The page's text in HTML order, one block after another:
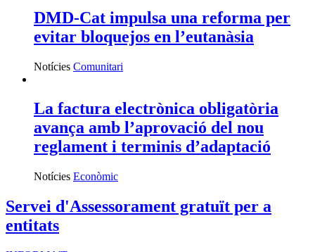
DMD-Cat impulsa una reforma per
evitar bloquejos en l’eutanàsia
Notícies Comunitari
La factura electrònica obligatòria
avança amb l’aprovació del nou
reglament i terminis d’adaptació
Notícies Econòmic
Servei d'Assessorament gratuït per a
entitats